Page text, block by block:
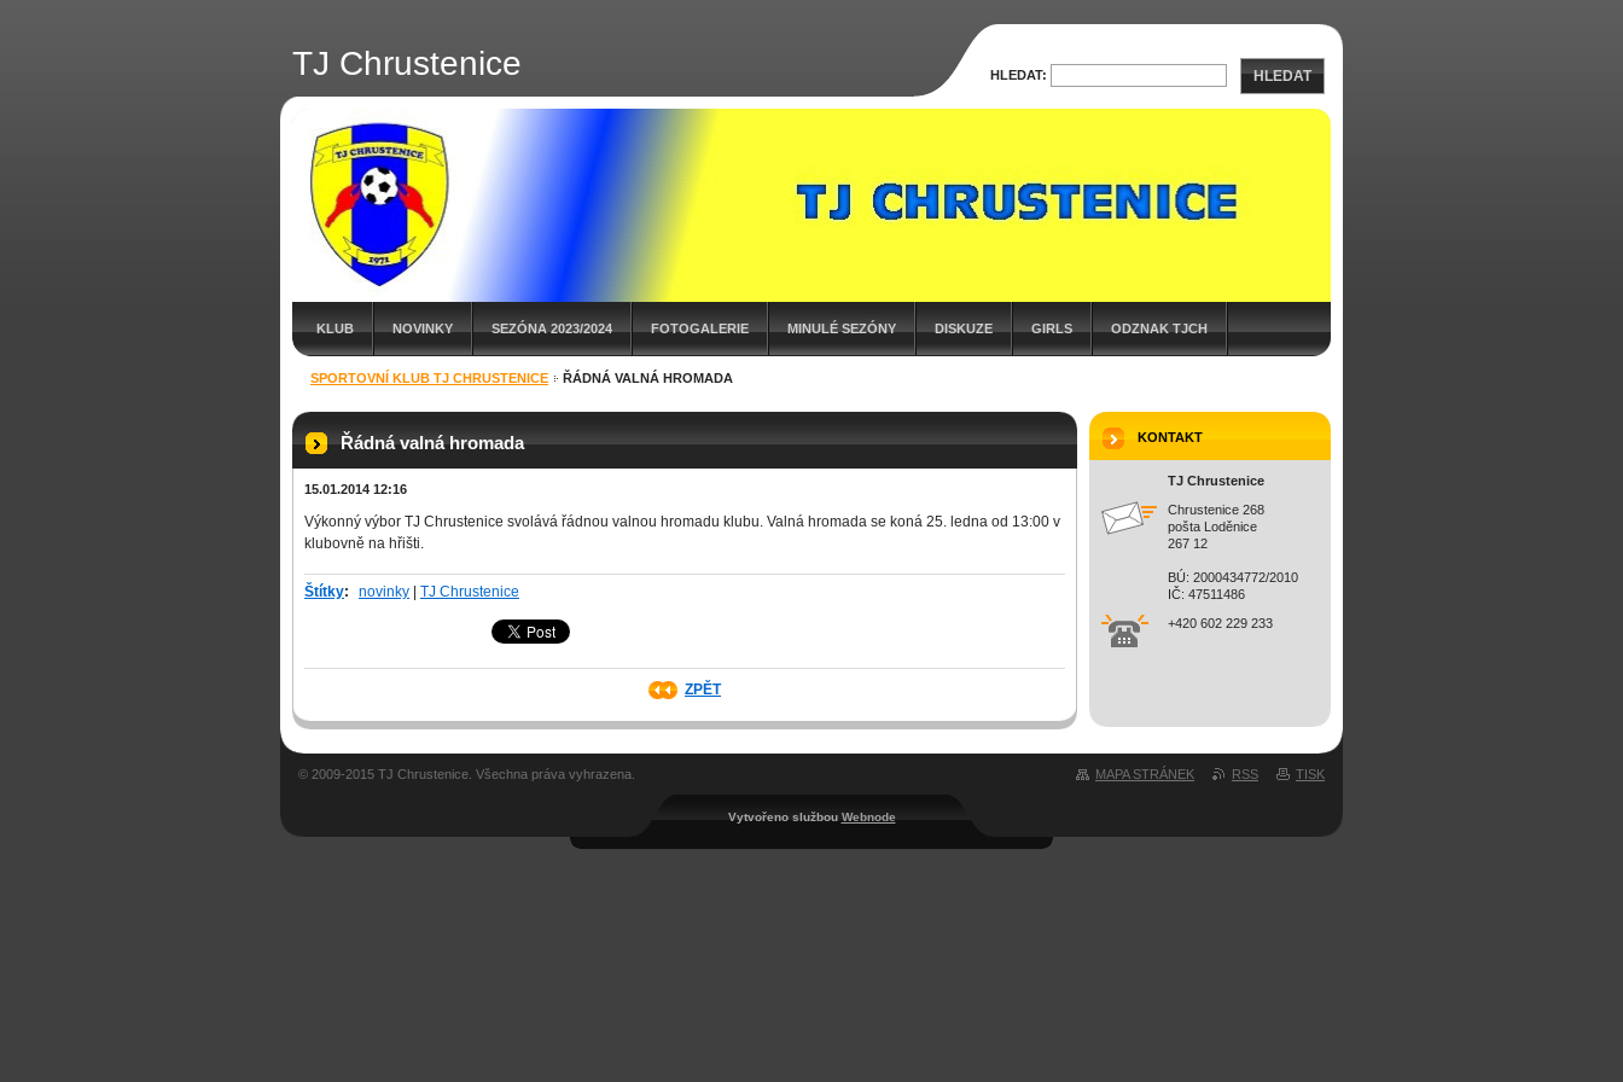
TJ Chrustenice
KLUB NOVINKY SEZÓNA 2023/2024 FOTOGALERIE MINULÉ SEZÓNY DISKUZE GIRLS ODZNAK TJCH
SPORTOVNÍ KLUB TJ CHRUSTENICE ŘÁDNÁ VALNÁ HROMADA
Řádná valná hromada
15.01.2014 12:16
Výkonný výbor TJ Chrustenice svolává řádnou valnou hromadu klubu. Valná hromada se koná 25. ledna od 13:00 v
klubovně na hřišti.
Štítky: novinky TJ Chrustenice
ZPĚT
KONTAKT
TJ Chrustenice
Chrustenice 268
pošta Loděnice
267 12
BÚ: 2000434772/2010
IČ: 47511486
+420 602 229 233
HLEDAT: HLEDAT
MAPA STRÁNEK RSS TISK
© 2009-2015 TJ Chrustenice. Všechna práva vyhrazena.
Vytvořeno službou Webnode